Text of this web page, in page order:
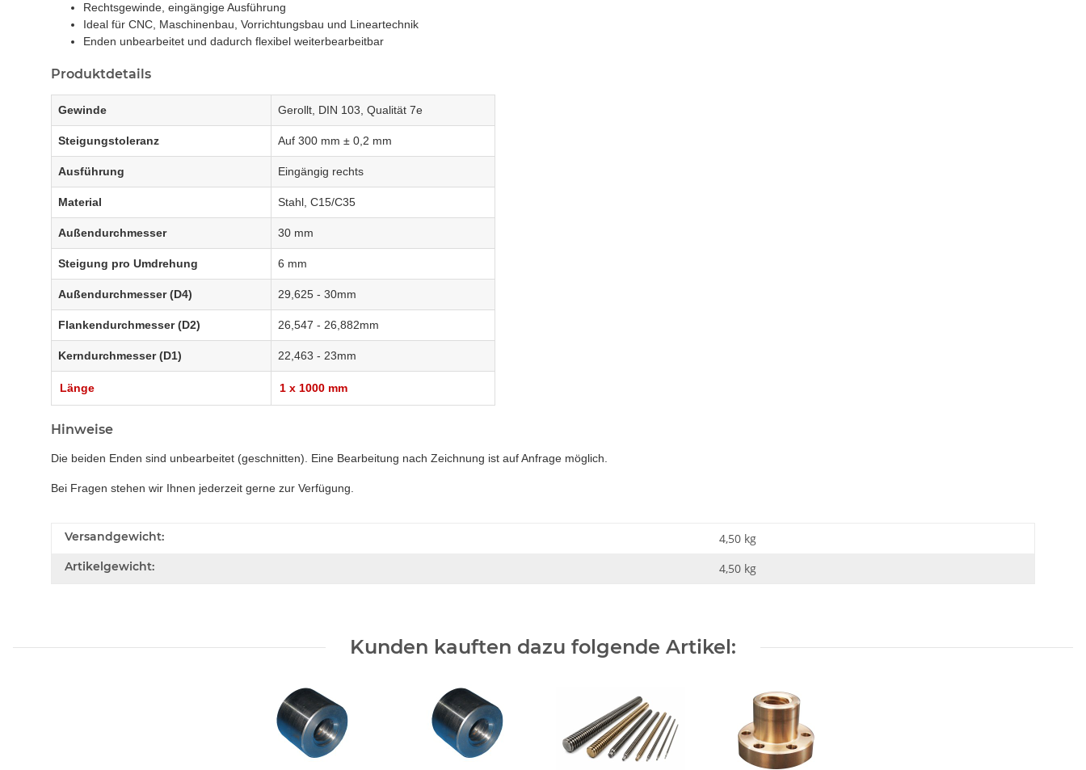
Rechtsgewinde, eingängige Ausführung
Ideal für CNC, Maschinenbau, Vorrichtungsbau und Lineartechnik
Enden unbearbeitet und dadurch flexibel weiterbearbeitbar
Produktdetails
Gewinde Gerollt, DIN 103, Qualität 7e
Steigungstoleranz Auf 300 mm ± 0,2 mm
Ausführung Eingängig rechts
Material Stahl, C15/C35
Außendurchmesser 30 mm
Steigung pro Umdrehung 6 mm
Außendurchmesser (D4) 29,625 - 30mm
Flankendurchmesser (D2) 26,547 - 26,882mm
Kerndurchmesser (D1) 22,463 - 23mm
Länge 1 x 1000 mm
Hinweise
Die beiden Enden sind unbearbeitet (geschnitten). Eine Bearbeitung nach Zeichnung ist auf Anfrage möglich.
Bei Fragen stehen wir Ihnen jederzeit gerne zur Verfügung.
Versandgewicht: 4,50 kg
Artikelgewicht: 4,50 kg
Kunden kauften dazu folgende Artikel: